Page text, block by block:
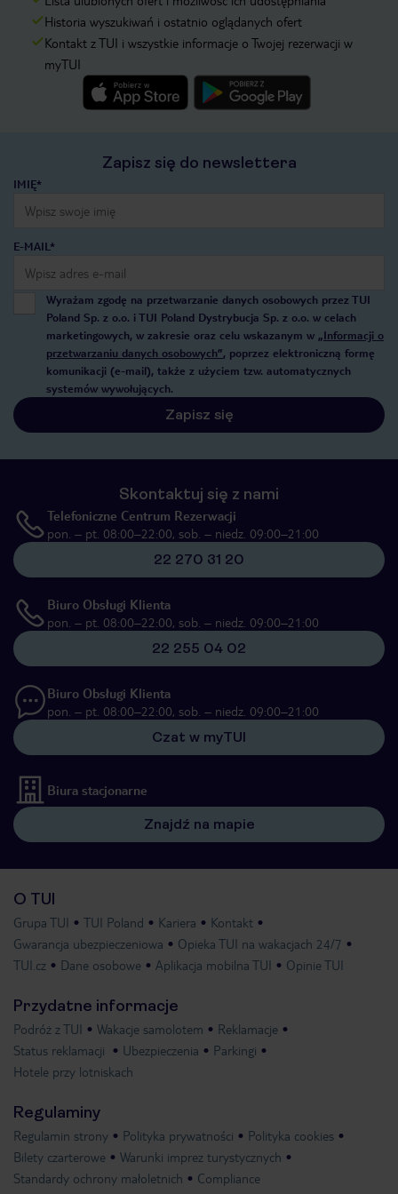
Historia wyszukiwań i ostatnio oglądanych ofert
Kontakt z TUI i wszystkie informacje o Twojej rezerwacji w
myTUI
Zapisz się do newslettera
IMIĘ*
E-MAIL*
Wyrażam zgodę na przetwarzanie danych osobowych przez TUI
Poland Sp. z o.o. i TUI Poland Dystrybucja Sp. z o.o. w celach
marketingowych, w zakresie oraz celu wskazanym w „Informacji o
przetwarzaniu danych osobowych”, poprzez elektroniczną formę
komunikacji (e-mail), także z użyciem tzw. automatycznych
systemów wywołujących.
Zapisz się
Skontaktuj się z nami
Telefoniczne Centrum Rezerwacji
pon. – pt. 08:00–22:00, sob. – niedz. 09:00–21:00
22 270 31 20
Biuro Obsługi Klienta
pon. – pt. 08:00–22:00, sob. – niedz. 09:00–21:00
22 255 04 02
Biuro Obsługi Klienta
pon. – pt. 08:00–22:00, sob. – niedz. 09:00–21:00
Czat w myTUI
Biura stacjonarne
Znajdź na mapie
O TUI
Grupa TUI TUI Poland Kariera
Kontakt
Gwarancja ubezpieczeniowa
Opieka TUI na wakacjach 24/7
TUI.cz
Dane osobowe Aplikacja mobilna TUI Opinie TUI
Przydatne informacje
Podróż z TUI Wakacje samolotem
Reklamacje
Status reklamacji
Ubezpieczenia
Parkingi
Hotele przy lotniskach
Regulaminy
Regulamin strony Polityka prywatności
Polityka cookies
Bilety czarterowe
Warunki imprez turystycznych
Standardy ochrony małoletnich
Compliance